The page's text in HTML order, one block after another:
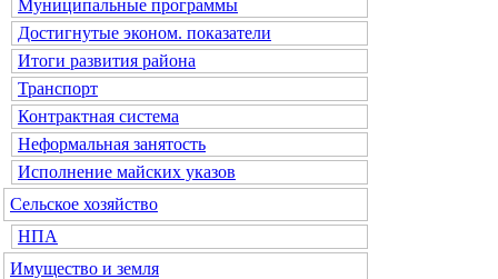
Муниципальные программы
Достигнутые эконом. показатели
Итоги развития района
Транспорт
Контрактная система
Неформальная занятость
Исполнение майских указов
Сельское хозяйство
НПА
Имущество и земля